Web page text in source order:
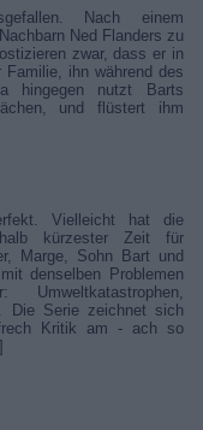
Nach einem
Ned Flanders zu
zwar, dass er in
ihn während des
hingegen nutzt Barts
und flüstert ihm
Vielleicht hat die
kürzester Zeit für
Marge, Sohn Bart und
denselben Problemen
Die Serie zeichnet sich
Kritik am - ach so